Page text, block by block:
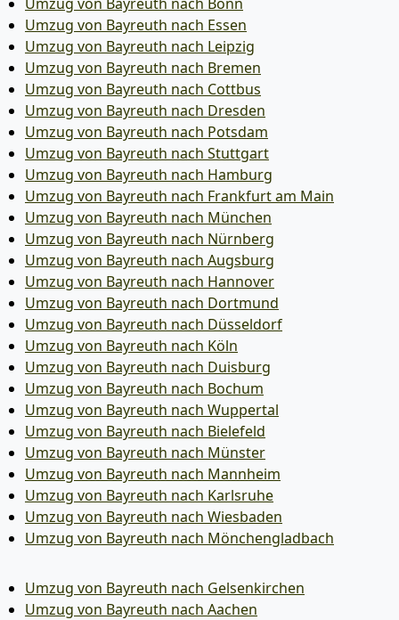
Umzug von Bayreuth nach Essen
Umzug von Bayreuth nach Leipzig
Umzug von Bayreuth nach Bremen
Umzug von Bayreuth nach Cottbus
Umzug von Bayreuth nach Dresden
Umzug von Bayreuth nach Potsdam
Umzug von Bayreuth nach Stuttgart
Umzug von Bayreuth nach Hamburg
Umzug von Bayreuth nach Frankfurt am Main
Umzug von Bayreuth nach München
Umzug von Bayreuth nach Nürnberg
Umzug von Bayreuth nach Augsburg
Umzug von Bayreuth nach Hannover
Umzug von Bayreuth nach Dortmund
Umzug von Bayreuth nach Düsseldorf
Umzug von Bayreuth nach Köln
Umzug von Bayreuth nach Duisburg
Umzug von Bayreuth nach Bochum
Umzug von Bayreuth nach Wuppertal
Umzug von Bayreuth nach Bielefeld
Umzug von Bayreuth nach Münster
Umzug von Bayreuth nach Mannheim
Umzug von Bayreuth nach Karlsruhe
Umzug von Bayreuth nach Wiesbaden
Umzug von Bayreuth nach Mönchen­gladbach
Umzug von Bayreuth nach Gelsenkirchen
Umzug von Bayreuth nach Aachen